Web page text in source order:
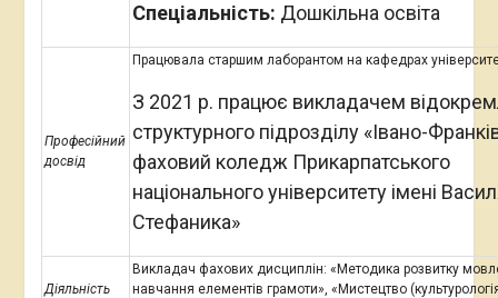
Спеціальність: Дошкільна освіта
Професійний
досвід
Працювала старшим лаборантом на кафедрах
З 2021 р. працює викладачем
структурного підрозділу «Івано-
фаховий коледж Прикарпатського
національного університету імені
Стефаника»
Діяльність
Викладач фахових дисциплін: «Методика розвитку
навчання елементів грамоти», «Мистецтво